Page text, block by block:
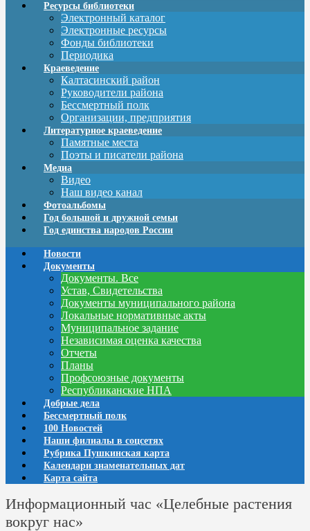
Ресурсы библиотеки
Электронный каталог
Электронные ресурсы
Фонды библиотеки
Периодика
Краеведение
Калтасинский район
Руководители района
Бессмертный полк
Организации, предприятия
Литературное краеведение
Памятные места
Поэты и писатели района
Медиа
Видео
Наш видео канал
Фотоальбомы
Год большой и дружной семьи
Год единства народов России
Новости
Документы
Документы. Все
Устав, Свидетельства
Документы муниципального района
Локальные нормативные акты
Муниципальное задание
Независимая оценка качества
Отчеты
Планы
Профсоюзные документы
Республиканские НПА
Добрые дела
Бессмертный полк
100 Новостей
Наши филиалы в соцсетях
Рубрика Пушкинская карта
Календари знаменательных дат
Карта сайта
Информационный час «Целебные растения
вокруг нас»